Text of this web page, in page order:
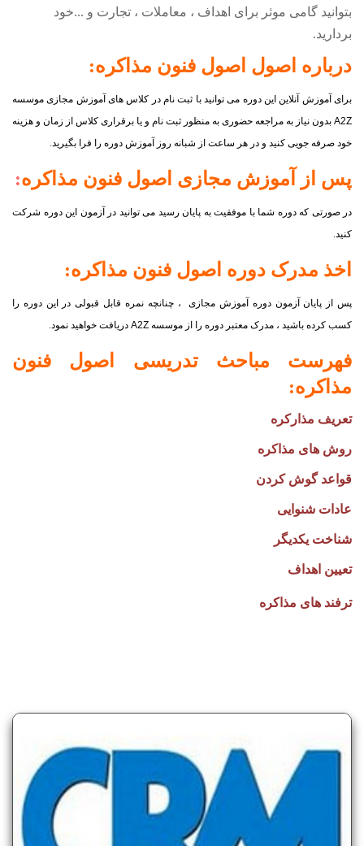
بتوانید گامی موثر برای اهداف ، معاملات ، تجارت و ...خود
بردارید.
درباره اصول اصول فنون مذاکره:
برای آموزش آنلاین این دوره می توانید با ثبت نام در کلاس های آموزش مجازی موسسه
A2Z بدون نیاز به مراجعه حضوری به منظور ثبت نام و یا برقراری کلاس از زمان و هزینه
خود صرفه جویی کنید و در هر ساعت از شبانه روز آموزش دوره را فرا بگیرید.
پس از آموزش مجازی اصول فنون مذاکره:
در صورتی که دوره شما با موفقیت به پایان رسید می توانید در آزمون این دوره شرکت
کنید.
اخذ مدرک دوره اصول فنون مذاکره:
پس از پایان آزمون دوره آموزش مجازی ، چنانچه نمره قابل قبولی در این دوره را
کسب کرده باشید ، مدرک معتبر دوره را از موسسه A2Z دریافت خواهید نمود.
فهرست مباحث تدریسی
اصول فنون
مذاکره:
تعریف مذارکره
روش های مذاکره
قواعد گوش کردن
عادات شنوایی
شناخت یکدیگر
تعیین اهداف
ترفند های مذاکره